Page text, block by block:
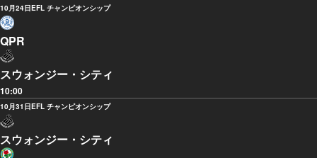
10月24日EFL チャンピオンシップ
QPR
スウォンジー・シティ
10:00
10月31日EFL チャンピオンシップ
スウォンジー・シティ